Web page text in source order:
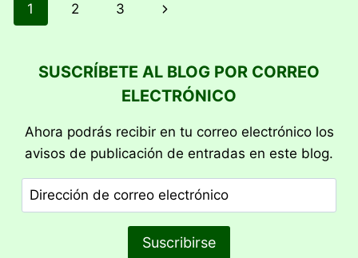
Navegación
página
1 2 3
Siguiente
SUSCRÍBETE AL BLOG POR CORREO
ELECTRÓNICO
Ahora podrás recibir en tu correo electrónico los
avisos de publicación de entradas en este blog.
Dirección
de
Suscribirse